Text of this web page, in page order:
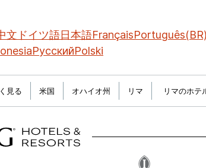
文 ドイツ語日本語FrançaisPortuguês(BR)
РусскийPolski
見る 米国 オハイオ州 リマ リマのホテ